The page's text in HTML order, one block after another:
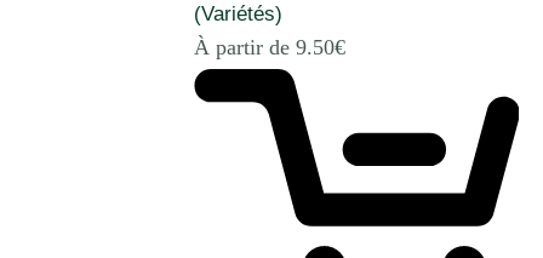
(Variétés)
À partir de 9.50€